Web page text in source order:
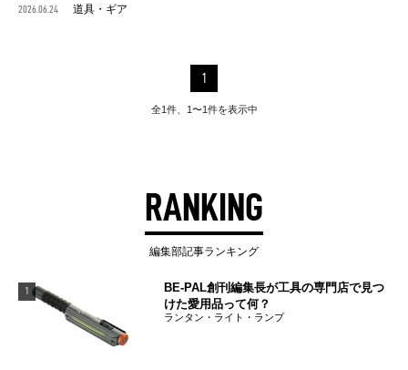
2026.06.24 道具・ギア
1
全1件、1〜1件を表示中
RANKING
編集部記事ランキング
1
BE-PAL創刊編集長が工具の専門店で見つ
けた愛用品って何？
ランタン・ライト・ランプ